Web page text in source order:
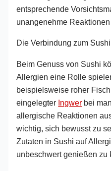
entsprechende
unangenehme
Die Verbindung zum Sushi
Beim Genuss von Sushi
Allergien eine Rolle
beispielsweise roher
eingelegter Ingwer bei
allergische Reaktionen
wichtig, sich bewusst zu
Zutaten in Sushi auf
unbeschwert genießen zu